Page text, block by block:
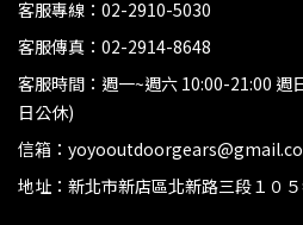
客服專線：02-2910-5030
客服傳真：02-2914-8648
客服時間：週一~週六 10:00-21:00 週
日公休)
信箱：
地址：新北市新店區北新路三段１０